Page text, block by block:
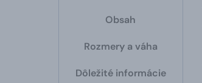
Obsah
Rozmery a váha
Dôležité informácie